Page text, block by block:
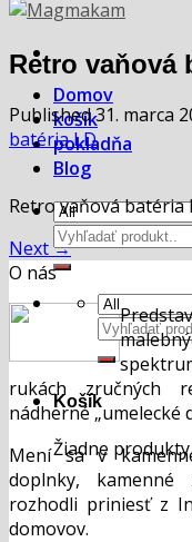
Domov
košík
pokladňa
Blog
Hľadať:
Hľadať:
Košík
Žiadne
Retro vaňová
Published31. marca
batéria LD
Retro vaňová batéria
Next→
O nás
rukách zručných
nádherné „umelecké
Mení sa v
doplnky,
rozhodli priniesť z
domovov.